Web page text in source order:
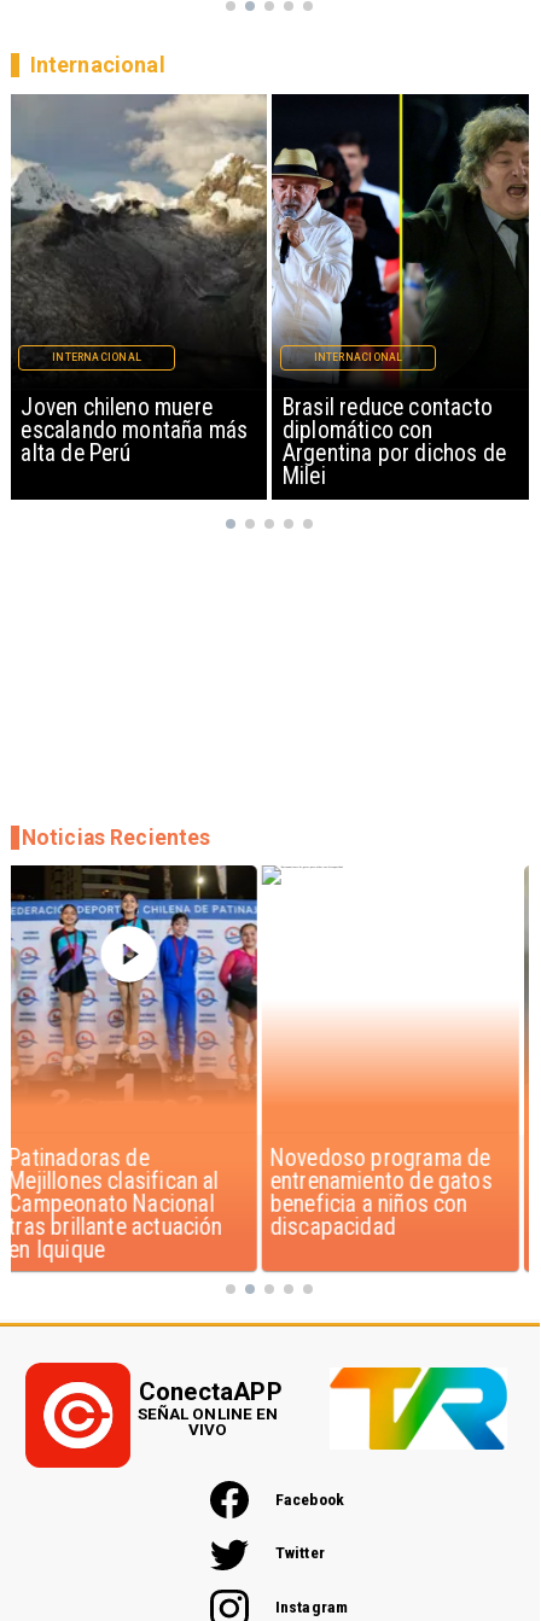
Brasil reduce contacto
diplomático con
Argentina por dichos de
INTERNACIONAL
China restringe
exportación de drones a
EEUU y sanciona
empresas
INTERNACIONAL
Internacional
Novedoso programa de
entrenamiento de gatos
beneficia a niños con
discapacidad
Alarmante hábito en
jóvenes de 13 a 15 años
según encuesta del
Minsal
Noticias Recientes
Facebook
Twitter
Instagram
ConectaAPP
SEÑAL ONLINE EN
VIVO